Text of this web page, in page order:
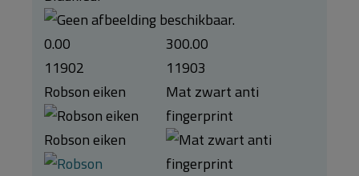
0.00
11902
Robson eiken
Robson eiken
300.00
11903
Mat zwart anti
fingerprint